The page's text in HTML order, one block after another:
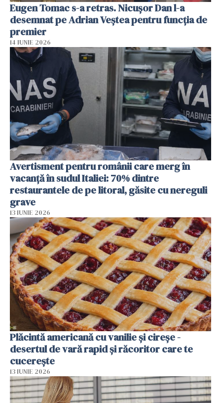
Eugen Tomac s-a retras. Nicușor Dan l-a
desemnat pe Adrian Veștea pentru funcția de
premier
14 IUNIE 2026
Avertisment pentru românii care merg în
vacanță în sudul Italiei: 70% dintre
restaurantele de pe litoral, găsite cu nereguli
grave
13 IUNIE 2026
Plăcintă americană cu vanilie și cireșe -
desertul de vară rapid și răcoritor care te
cucerește
13 IUNIE 2026